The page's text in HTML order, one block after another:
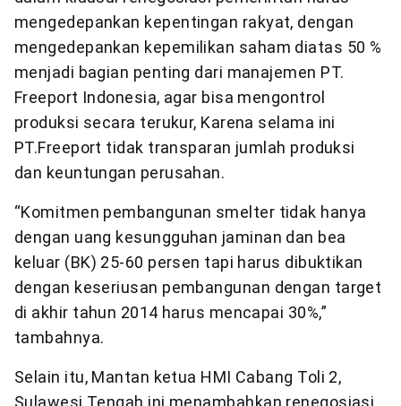
mengedepankan kepentingan rakyat, dengan
mengedepankan kepemilikan saham diatas 50 %
menjadi bagian penting dari manajemen PT.
Freeport Indonesia, agar bisa mengontrol
produksi secara terukur, Karena selama ini
PT.Freeport tidak transparan jumlah produksi
dan keuntungan perusahan.
“Komitmen pembangunan smelter tidak hanya
dengan uang kesungguhan jaminan dan bea
keluar (BK) 25-60 persen tapi harus dibuktikan
dengan keseriusan pembangunan dengan target
di akhir tahun 2014 harus mencapai 30%,”
tambahnya.
Selain itu, Mantan ketua HMI Cabang Toli 2,
Sulawesi Tengah ini menambahkan renegosiasi